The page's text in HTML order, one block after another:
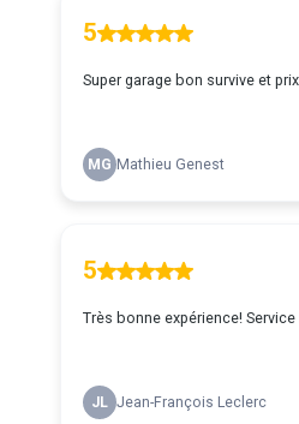
5
Super garage bon survive et
MG Mathieu Genest
5
Très bonne expérience!
JL Jean-François Leclerc